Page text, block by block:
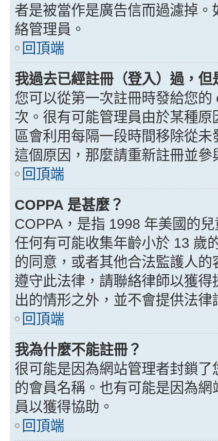
者是被當作是廣告信而過濾掉
絡管理員。
回頂端
我過去已經註冊（登入）過，
您可以從第一次註冊時發給您
次。很有可能管理員由於某種
區會利用每隔一段時間移除從
這個原因，那麼請重新註冊並參
回頂端
COPPA 是甚麼？
COPPA，是指 1998 年美國的
任何有可能收集年齡小於 13 歲
的同意，或者其他合法監護人
遵守此法律，請聯絡律師以獲
出的情形之外，並不會提供法
回頂端
我為什麼不能註冊？
很可能是因為網站管理者封鎖
的會員名稱。也有可能是因為
員以獲得協助。
回頂端